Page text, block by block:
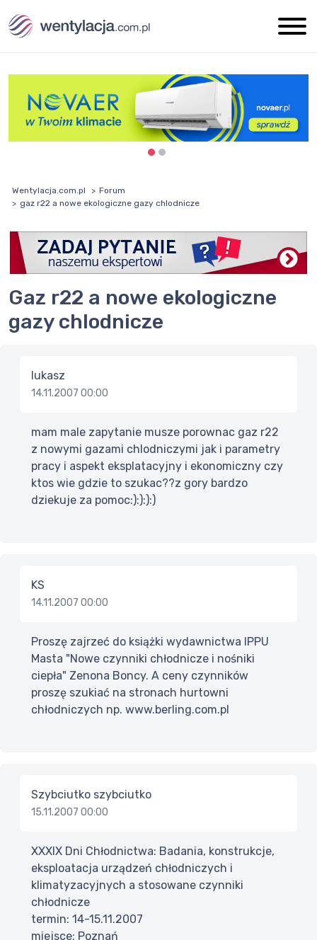
Wentylacja.com.pl
Forum
gaz r22 a nowe ekologiczne gazy chlodnicze
gaz r22 a nowe ekologiczne
gazy chlodnicze
lukasz
14.11.2007 00:00
mam male zapytanie musze porownac gaz r22
z nowymi gazami chlodniczymi jak i parametry
pracy i aspekt eksplatacyjny i ekonomiczny czy
ktos wie gdzie to szukac??z gory bardzo
dziekuje za pomoc:):):):)
KS
14.11.2007 00:00
Proszę zajrzeć do książki wydawnictwa IPPU
Masta "Nowe czynniki chłodnicze i nośniki
ciepła" Zenona Boncy. A ceny czynników
proszę szukiać na stronach hurtowni
chłodniczych np. www.berling.com.pl
Szybciutko szybciutko
15.11.2007 00:00
XXXIX Dni Chłodnictwa: Badania, konstrukcje,
eksploatacja urządzeń chłodniczych i
klimatyzacyjnych a stosowane czynniki
chłodnicze
termin: 14-15.11.2007
miejsce: Poznań